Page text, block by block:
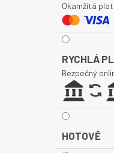
Okamžitá
RYCHLÁ
Bezpečný
HOTOVĚ